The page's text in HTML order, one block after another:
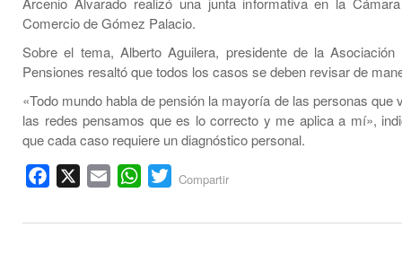
Comercio de Gómez Palacio.
Sobre el tema, Alberto Aguilera, presidente de la Asociación
Pensiones resaltó que todos los casos se deben revisar de
«Todo mundo habla de pensión la mayoría de las personas que
las redes pensamos que es lo correcto y me aplica a mí»,
que cada caso requiere un diagnóstico personal.
Facebook Email WhatsApp
Twitter
Compartir